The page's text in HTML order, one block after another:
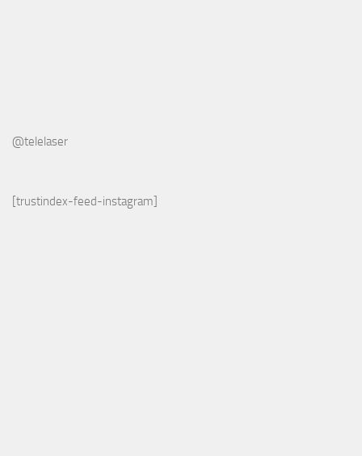
@telelaser
[trustindex-feed-instagram]